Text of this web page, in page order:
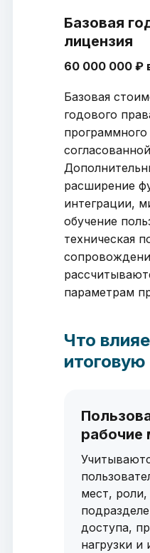
Базовая
лицензия
60 000 000 ₽
Базовая
годового
расширение
интеграции,
обучение
техническая
параметрам
Что
рабочие
мест, роли,
доступа,
нагрузки и